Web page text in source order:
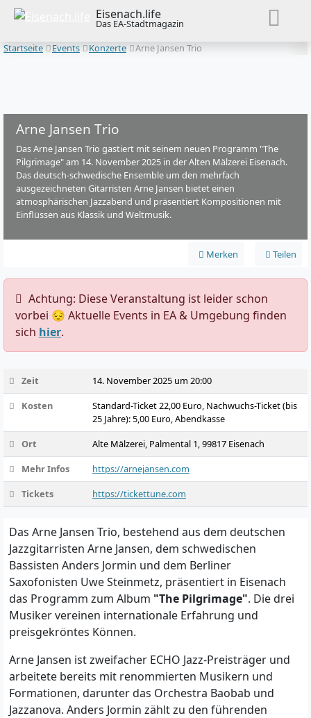
Eisenach.life
Das EA-Stadtmagazin
Startseite
Events Konzerte Arne Jansen Trio
Arne Jansen Trio
Das Arne Jansen Trio gastiert mit seinem neuen Programm "The
Pilgrimage" am 14. November 2025 in der Alten Mälzerei Eisenach.
Das deutsch-schwedische Ensemble um den mehrfach
ausgezeichneten Gitarristen Arne Jansen bietet einen
atmosphärischen Jazzabend und präsentiert Kompositionen mit
Einflüssen aus Klassik und Weltmusik.
Merken Teilen
️ Achtung: Diese Veranstaltung ist leider schon
vorbei 😔 Aktuelle Events in EA & Umgebung finden
sich hier.
Zeit
14. November 2025 um 20:00
Kosten
Standard-Ticket 22,00 Euro, Nachwuchs-Ticket (bis
25 Jahre): 5,00 Euro, Abendkasse
Ort
Alte Mälzerei, Palmental 1, 99817 Eisenach
Mehr Infos
https://arnejansen.com
Tickets
https://tickettune.com
Das Arne Jansen Trio, bestehend aus dem deutschen
Jazzgitarristen Arne Jansen, dem schwedischen
Bassisten Anders Jormin und dem Berliner
Saxofonisten Uwe Steinmetz, präsentiert in Eisenach
das Programm zum Album "The Pilgrimage". Die drei
Musiker vereinen internationale Erfahrung und
preisgekröntes Können.
Arne Jansen ist zweifacher ECHO Jazz-Preisträger und
arbeitete bereits mit renommierten Musikern und
Formationen, darunter das Orchestra Baobab und
Jazzanova. Anders Jormin zählt zu den führenden